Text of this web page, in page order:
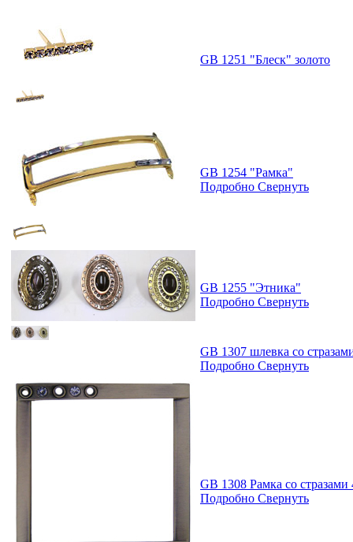
GB 1251 "Блеск" золото
GB 1254 "Рамка"
Подробно Свернуть
GB 1255 "Этника"
Подробно Свернуть
GB 1307 шлевка со
Подробно Свернуть
GB 1308 Рамка со
Подробно Свернуть